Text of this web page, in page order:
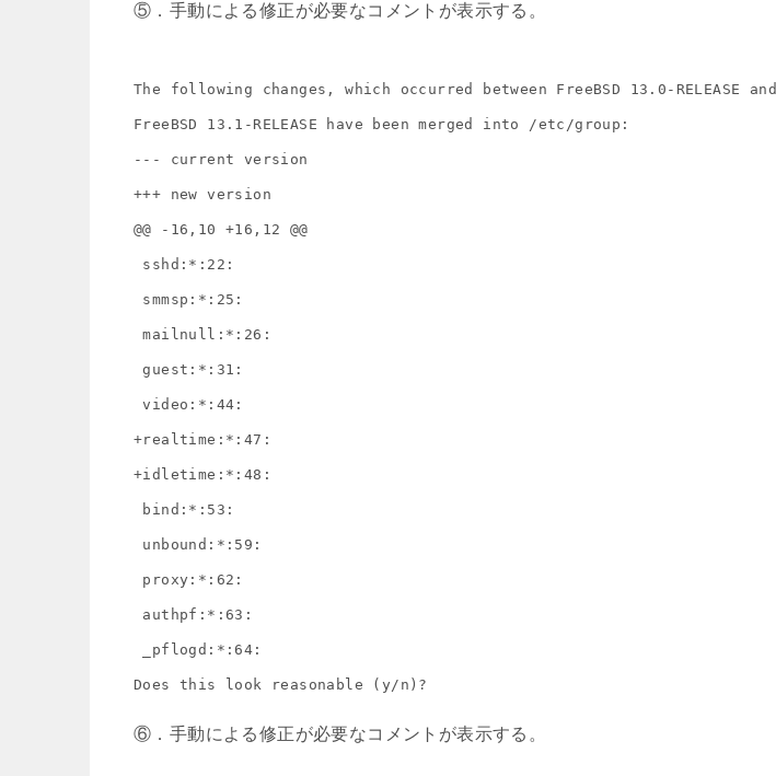
⑤．手動による修正が必要なコメントが表示する。
The following changes, which occurred between FreeBSD 13.0-RELEASE and
FreeBSD 13.1-RELEASE have been merged into /etc/group:
--- current version
+++ new version
@@ -16,10 +16,12 @@
mailnull:*:26:
guest:*:31:
video:*:44:
+realtime:*:47:
+idletime:*:48:
Does this look reasonable (y/n)?
⑥．手動による修正が必要なコメントが表示する。